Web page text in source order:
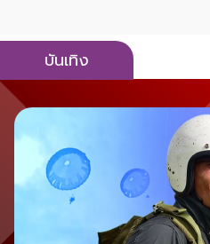
บันเทิง